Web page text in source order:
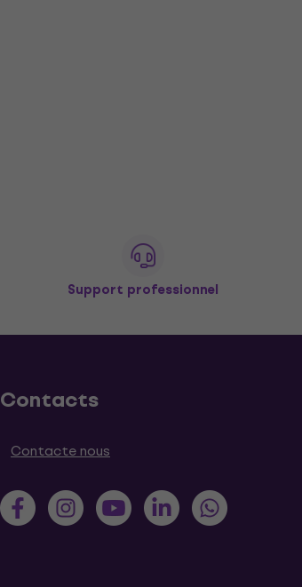
Support professionnel
Contacts
Contacte nous